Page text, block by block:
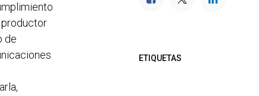
productor
de
ETIQUETAS